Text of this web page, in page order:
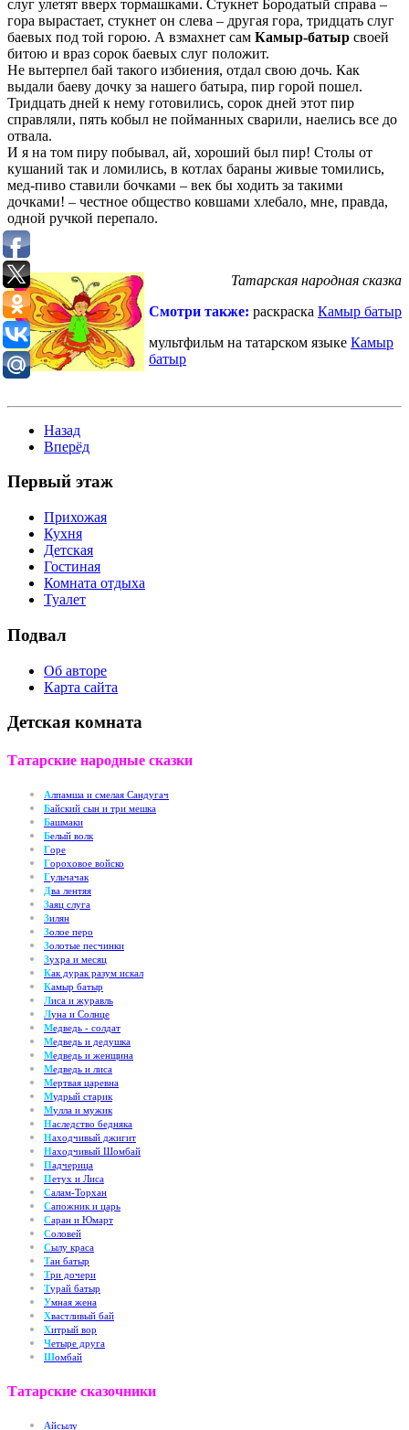
слуг улетят вверх тормашками. Стукнет Бородатый справа –
гора вырастает, стукнет он слева – другая гора, тридцать слуг
баевых под той горою. А взмахнет сам Камыр-батыр своей
битою и враз сорок баевых слуг положит.
Не вытерпел бай такого избиения, отдал свою дочь. Как
выдали баеву дочку за нашего батыра, пир горой пошел.
Тридцать дней к нему готовились, сорок дней этот пир
справляли, пять кобыл не пойманных сварили, наелись все до
отвала.
И я на том пиру побывал, ай, хороший был пир! Столы от
кушаний так и ломились, в котлах бараны живые томились,
мед-пиво ставили бочками – век бы ходить за такими
дочками! – честное общество ковшами хлебало, мне, правда,
одной ручкой перепало.
Татарская народная сказка
Смотри также: раскраска Камыр батыр
мультфильм на татарском языке Камыр
батыр
Назад
Вперёд
Первый этаж
Прихожая
Кухня
Детская
Гостиная
Комната отдыха
Туалет
Подвал
Об авторе
Карта сайта
Детская комната
Татарские народные сказки
Алпамша и смелая Сандугач
Байский сын и три мешка
Башмаки
Белый волк
Горе
Гороховое войско
Гульчачак
Два лентяя
Заяц слуга
Зилян
Золое перо
Золотые песчинки
Зухра и месяц
Как дурак разум искал
Камыр батыр
Лиса и журавль
Луна и Солнце
Медведь - солдат
Медведь и дедушка
Медведь и женщина
Медведь и лиса
Мертвая царевна
Мудрый старик
Мулла и мужик
Наследство бедняка
Находчивый джигит
Находчивый Шомбай
Падчерица
Петух и Лиса
Салам-Торхан
Сапожник и царь
Саран и Юмарт
Соловей
Сылу краса
Тан батыр
Три дочери
Турай батыр
Умная жена
Хвастливый бай
Хитрый вор
Четыре друга
Шомбай
Татарские сказочники
Айсылу